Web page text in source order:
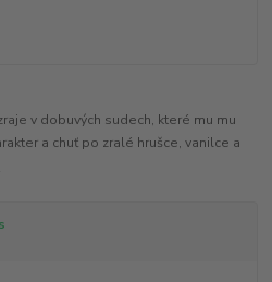
v dobuvých sudech, které mu mu
a chuť po zralé hrušce, vanilce a